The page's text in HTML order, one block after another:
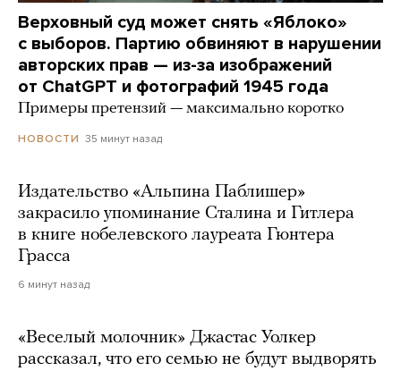
Верховный суд может снять «Яблоко»
с выборов. Партию обвиняют в нарушении
авторских прав — из-за изображений
от ChatGPT и фотографий 1945 года
Примеры претензий — максимально коротко
НОВОСТИ 35 минут назад
Издательство «Альпина Паблишер»
закрасило упоминание Сталина и Гитлера
в книге нобелевского лауреата Гюнтера
Грасса
6 минут назад
«Веселый молочник» Джастас Уолкер
рассказал, что его семью не будут выдворять